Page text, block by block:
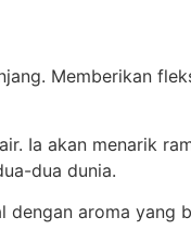
Memberikan
Ia akan menarik
dua dunia.
dengan aroma yang